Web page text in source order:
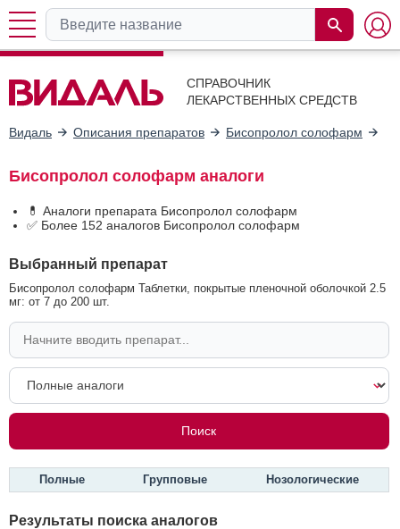
СПРАВОЧНИК
ЛЕКАРСТВЕННЫХ СРЕДСТВ
Видаль Описания препаратов Бисопролол солофарм
Бисопролол солофарм аналоги
💊 Аналоги препарата Бисопролол солофарм
✅ Более 152 аналогов Бисопролол солофарм
Выбранный препарат
Бисопролол солофарм Таблетки, покрытые пленочной оболочкой 2.5
мг: от 7 до 200 шт.
Полные Групповые Нозологические
Результаты поиска аналогов